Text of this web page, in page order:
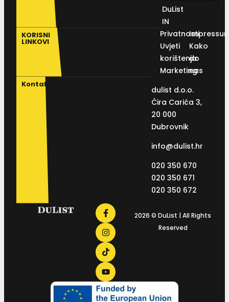
DuList
IN
KORISNI
LINKOVI
Privatnosti
Uvjeti
korištenja
Marketing
Kako
do
nas
Kontakt
dulist d.o.o.
Ćira Carića 3,
20 000
Dubrovnik
info@dulist.hr
020 350 670
020 350 671
020 350 672
2026 © DuList | All Rights
Reserved